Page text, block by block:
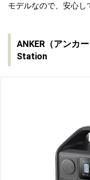
モデルなので、安心し
ANKER（アンカ
Station